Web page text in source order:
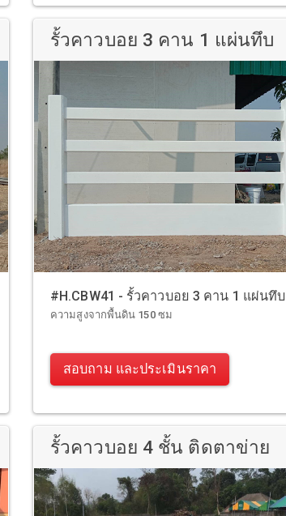
รั้วคาวบอย 3 คาน 1 แผ่นทึบ
#H.CBW41 - รั้วคาวบอย 3 คาน 1 แผ่นทึบ
ความสูงจากพื้นดิน 150 ซม
สอบถาม และประเมินราคา
รั้วคาวบอย 4 ชั้น ติดตาข่าย